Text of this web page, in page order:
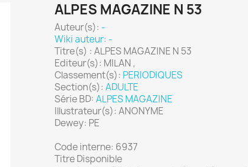
ALPES MAGAZINE N 53
Auteur(s): -
Wiki auteur: -
Titre(s) : ALPES MAGAZINE N 53
Editeur(s): MILAN ,
Classement(s): PERIODIQUES
Section(s): ADULTE
Série BD: ALPES MAGAZINE
Illustrateur(s): ANONYME
Dewey: PE
Code interne: 6937
Titre Disponible